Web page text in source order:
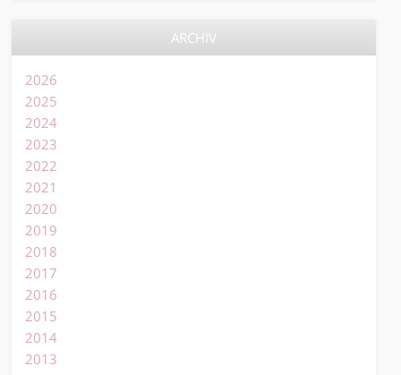
ARCHIV
2026
2025
2024
2023
2022
2021
2020
2019
2018
2017
2016
2015
2014
2013